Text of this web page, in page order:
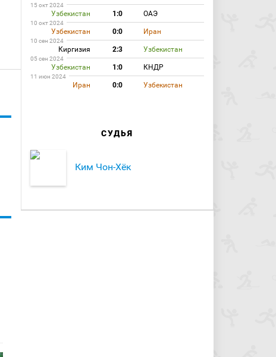
15 окт 2024
Узбекистан 1:0 ОАЭ
10 окт 2024
Узбекистан 0:0 Иран
10 сен 2024
Киргизия 2:3 Узбекистан
05 сен 2024
Узбекистан 1:0 КНДР
11 июн 2024
Иран 0:0 Узбекистан
СУДЬЯ
Ким Чон-Хёк